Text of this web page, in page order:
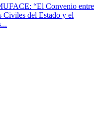
“El Convenio entre
Civiles del Estado y el